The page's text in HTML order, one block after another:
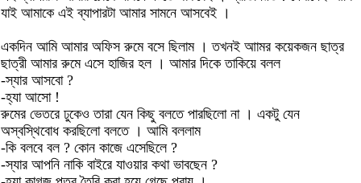
যাই আমাকে এই ব্যাপারটা আমার সামনে আসবেই ।
একদিন আমি আমার অফিস রুমে বসে ছিলাম । তখনই আামর কয়েকজন ছাত্র
ছাত্রী আমার রুমে এসে হাজির হল । আমার দিকে তাকিয়ে বলল
-স্যার আসবো ?
-হ্যা আসো !
রুমের ভেতরে ঢুকেও তারা যেন কিছু বলতে পারছিলো না । একটু যেন
অস্বস্থিবোধ করছিলো বলতে । আমি বললাম
-কি বলবে বল ? কোন কাজে এসেছিলে ?
-স্যার আপনি নাকি বাইরে যাওয়ার কথা ভাবছেন ?